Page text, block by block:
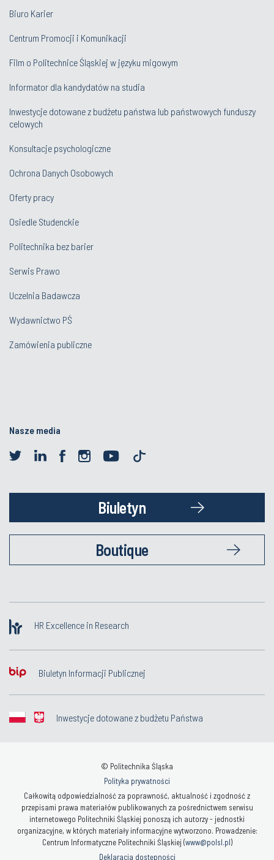
Biuro Karier
Centrum Promocji i Komunikacji
Film o Politechnice Śląskiej w języku migowym
Informator dla kandydatów na studia
Inwestycje dotowane z budżetu państwa lub państwowych funduszy
celowych
Konsultacje psychologiczne
Ochrona Danych Osobowych
Oferty pracy
Osiedle Studenckie
Politechnika bez barier
Serwis Prawo
Uczelnia Badawcza
Wydawnictwo PŚ
Zamówienia publiczne
Nasze media
Biuletyn
Boutique
HR Excellence in Research
Biuletyn Informacji Publicznej
Inwestycje dotowane z budżetu Państwa
© Politechnika Śląska
Polityka prywatności
Całkowitą odpowiedzialność za poprawność, aktualność i zgodność z
przepisami prawa materiałów publikowanych za pośrednictwem serwisu
internetowego Politechniki Śląskiej ponoszą ich autorzy - jednostki
organizacyjne, w których materiały informacyjne wytworzono. Prowadzenie:
Centrum Informatyczne Politechniki Śląskiej (www@polsl.pl)
Deklaracja dostępności